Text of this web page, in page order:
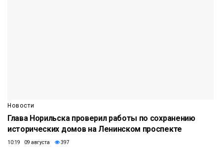
Новости
Глава Норильска проверил работы по сохранению
исторических домов на Ленинском проспекте
10:19 09 августа 397